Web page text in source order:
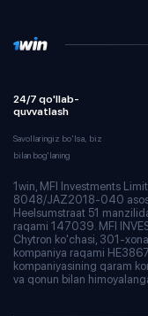
24/7 qo'llab-
quvvatlash
Savollaringiz bo'lsa, biz
bilan bog'laning
1win, MFI Investments
8048/JAZ2018-040
Heelsumstraat 51
raqami 147039. MFI
Chytron ko'chasi, 301-
kompaniya raqami
kompaniyasining qaram
va qonun bilan